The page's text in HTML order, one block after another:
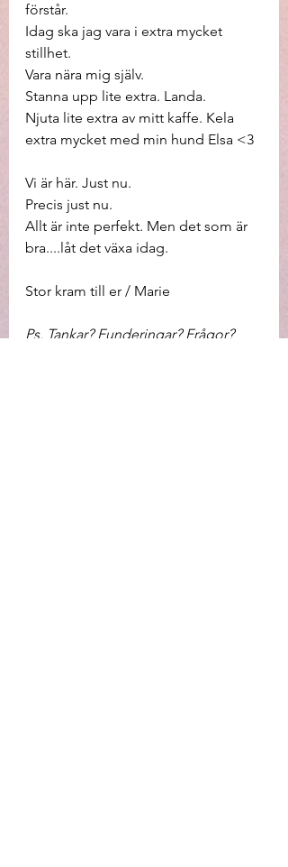
förstår.
Idag ska jag vara i extra mycket
stillhet.
Vara nära mig själv.
Stanna upp lite extra. Landa.
Njuta lite extra av mitt kaffe. Kela
extra mycket med min hund Elsa <3
Vi är här. Just nu.
Precis just nu.
Allt är inte perfekt. Men det som är
bra....låt det växa idag.
Stor kram till er / Marie
Ps. Tankar? Funderingar? Frågor?